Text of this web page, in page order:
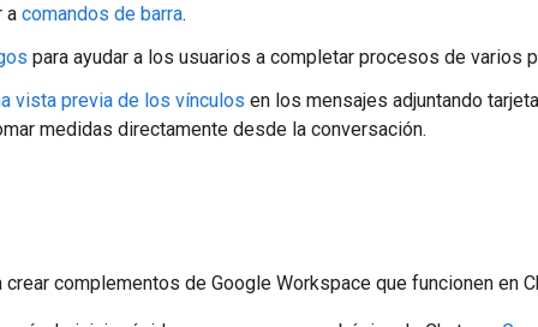
a comandos de barra.
para ayudar a los usuarios a completar procesos de
vista previa de los vínculos en los mensajes adjuntando
medidas directamente desde la conversación.
crear complementos de Google Workspace que funcionen en